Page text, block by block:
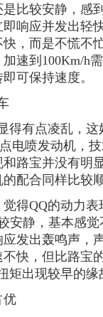
比较安静，感
响应并发出轻
，而是不慌不
速到100Km/h
可保持速度。
有点凌乱，这
电喷发动机，
路宝并没有明
配合同样比较
QQ的动力表
安静，基本感
发出轰鸣声，
快，但比路宝
矩出现较早的缘